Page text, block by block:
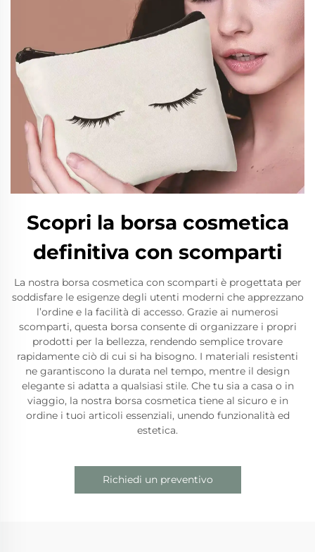
Scopri la borsa cosmetica
definitiva con scomparti
La nostra borsa cosmetica con scomparti è progettata per
soddisfare le esigenze degli utenti moderni che apprezzano
l’ordine e la facilità di accesso. Grazie ai numerosi
scomparti, questa borsa consente di organizzare i propri
prodotti per la bellezza, rendendo semplice trovare
rapidamente ciò di cui si ha bisogno. I materiali resistenti
ne garantiscono la durata nel tempo, mentre il design
elegante si adatta a qualsiasi stile. Che tu sia a casa o in
viaggio, la nostra borsa cosmetica tiene al sicuro e in
ordine i tuoi articoli essenziali, unendo funzionalità ed
estetica.
Richiedi un preventivo